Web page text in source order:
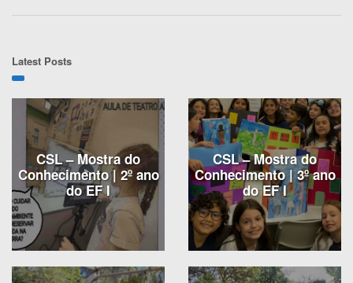
Latest Posts
CSL – Mostra do
Conhecimento | 2º ano
do EF I
CSL – Mostra do
Conhecimento | 3º ano
do EF I